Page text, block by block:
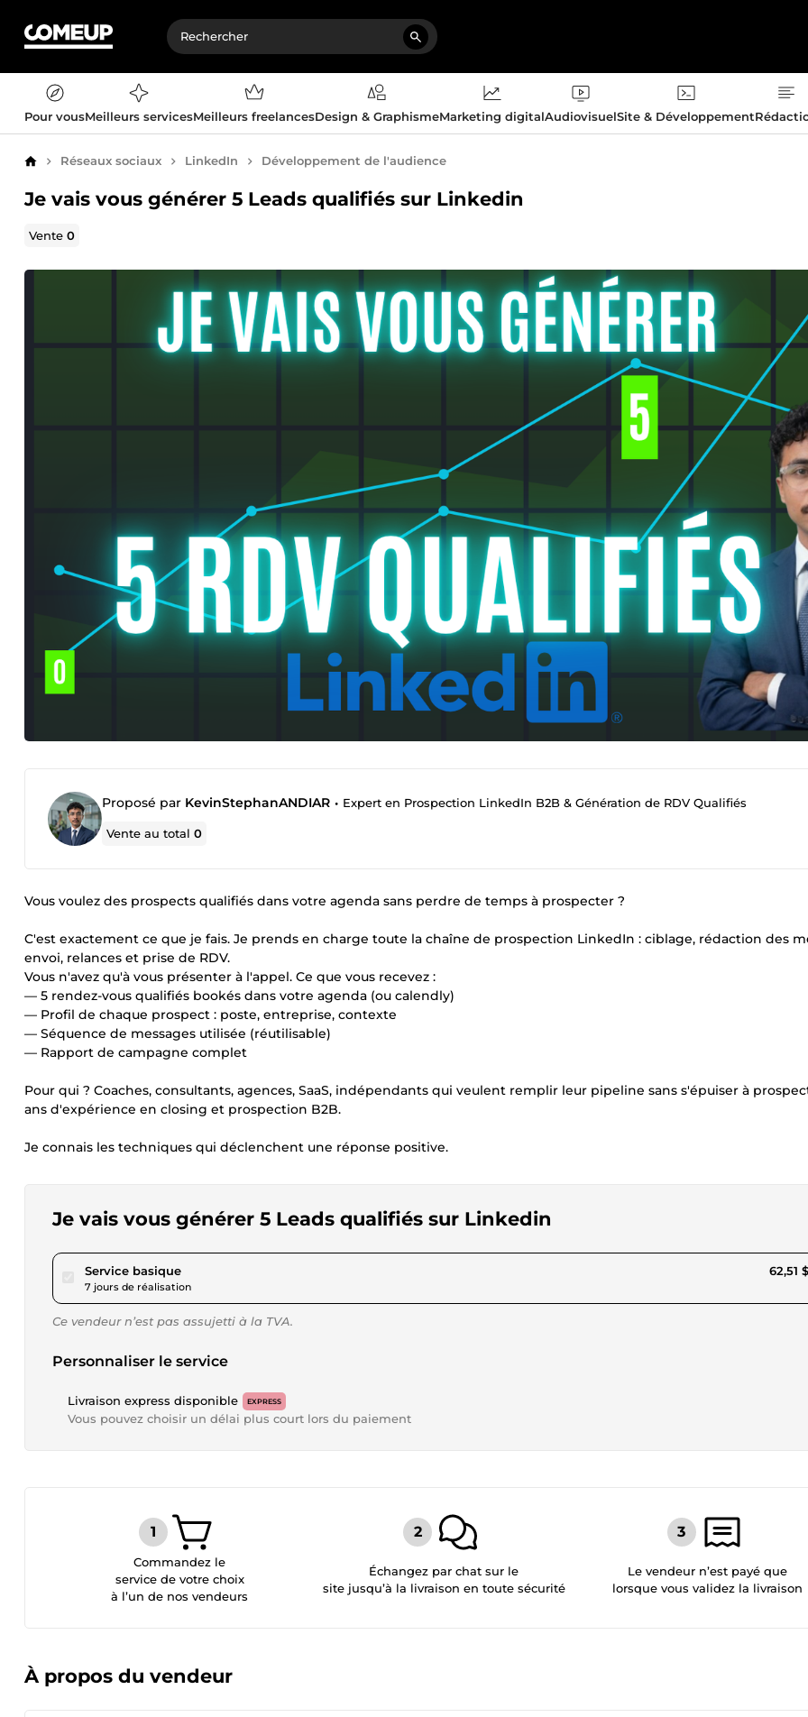
Pour vousMeilleurs servicesMeilleurs freelancesDesign & GraphismeMarketing digitalAudiovisuelSite & Développement
AccueilRéseaux sociaux LinkedIn Développement de l'audience
Je vais vous générer 5 Leads qualifiés sur Linkedin
Vente0
Proposé par KevinStephanANDIAR • Expert en Prospection LinkedIn B2B & Génération de RDV Qualifiés
Vente au total0
Vous voulez des prospects qualifiés dans votre agenda sans perdre de temps à prospecter ?
C'est exactement ce que je fais. Je prends en charge toute la chaîne de prospection LinkedIn : ciblage, rédaction des
envoi, relances et prise de RDV.
Vous n'avez qu'à vous présenter à l'appel. Ce que vous recevez :
— 5 rendez-vous qualifiés bookés dans votre agenda (ou calendly)
— Profil de chaque prospect : poste, entreprise, contexte
— Séquence de messages utilisée (réutilisable)
— Rapport de campagne complet
Pour qui ? Coaches, consultants, agences, SaaS, indépendants qui veulent remplir leur pipeline sans s'épuiser à
ans d'expérience en closing et prospection B2B.
Je connais les techniques qui déclenchent une réponse positive.
Je vais vous générer 5 Leads qualifiés sur Linkedin
Service basiquepour 57,62 $US
7 jours de réalisation
62,51
Ce vendeur n’est pas assujetti à la TVA.
Personnaliser le service
Livraison express disponible EXPRESS
Vous pouvez choisir un délai plus court lors du paiement
Commandez le
service de votre choix
à l’un de nos vendeurs
Échangez par chat sur le
site jusqu’à la livraison en toute sécurité
Le vendeur n’est payé que
lorsque vous validez la livraison
À propos du vendeur